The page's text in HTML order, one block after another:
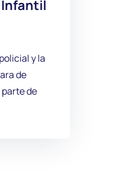
y la
de
de